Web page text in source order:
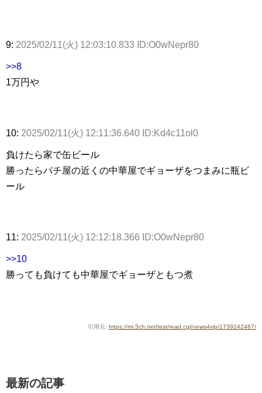
9: 2025/02/11(火) 12:03:10.833 ID:O0wNepr80
>>8
1万円や
10: 2025/02/11(火) 12:11:36.640 ID:Kd4c11ol0
負けたら家で缶ビール
勝ったらパチ屋の近くの中華屋でギョーザをつまみに瓶ビ
ール
11: 2025/02/11(火) 12:12:18.366 ID:O0wNepr80
>>10
勝っても負けても中華屋でギョーザともつ煮
引用元: https://mi.5ch.net/test/read.cgi/news4vip/1739242487/
最新の記事